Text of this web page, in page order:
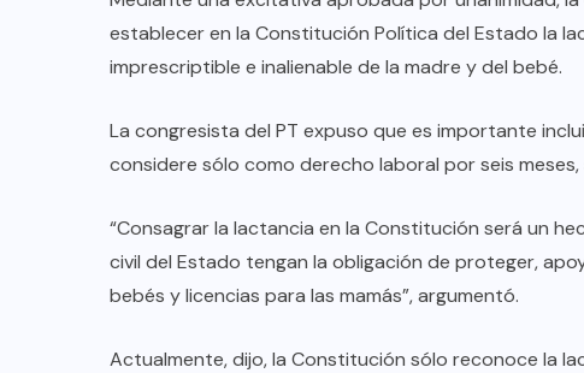
establecer en la Constitución Política del Estado la
imprescriptible e inalienable de la madre y del bebé.
La congresista del PT expuso que es importante
considere sólo como derecho laboral por seis
“Consagrar la lactancia en la Constitución será un
civil del Estado tengan la obligación de proteger,
bebés y licencias para las mamás”, argumentó.
Actualmente, dijo, la Constitución sólo reconoce la
educativos durante período
vacacional
AGO 08, 2026